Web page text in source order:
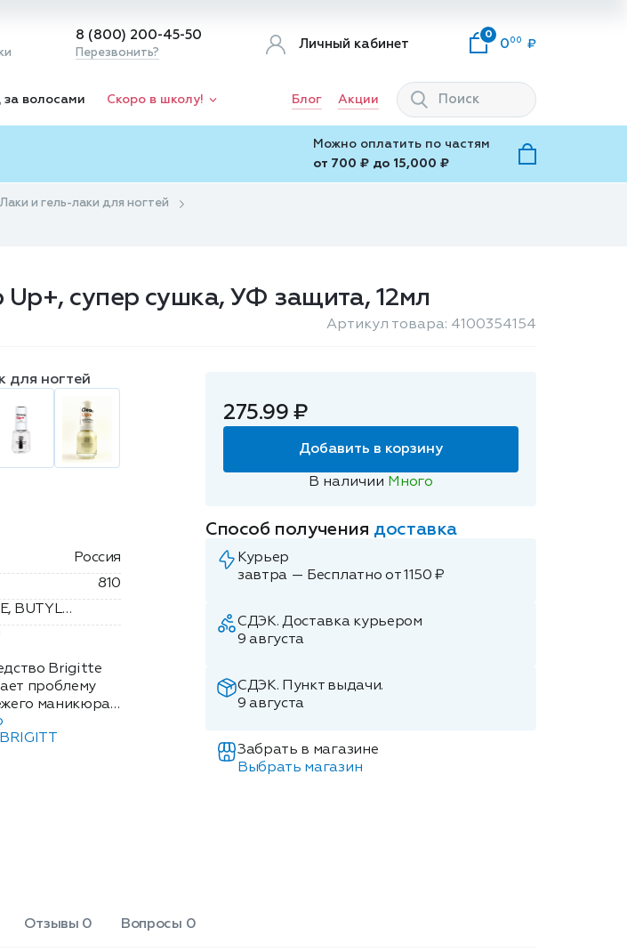
8 (800) 200-45-50
Перезвонить?
Личный кабинет
0
0 00
за волосами Скоро в школу! Блог Акции
Можно оплатить по частям
от 700 ₽ до 15,000 ₽
Лаки и гель-лаки для ногтей
супер сушка, УФ защита, 12мл
Артикул товара: 4100354154
для ногтей
Россия
810
BUTYL
ACETATE
TRIBUTYL
Brigitte
проблему
маникюра.
средства
пластине
домашнего и
BRIGITT
275.99 ₽
Добавить в корзину
В наличии Много
Способ получения доставка
Курьер
завтра — Бесплатно от 1150 ₽
СДЭК. Доставка курьером
9 августа
СДЭК. Пункт выдачи.
9 августа
Забрать в магазине
Выбрать магазин
Отзывы 0 Вопросы 0